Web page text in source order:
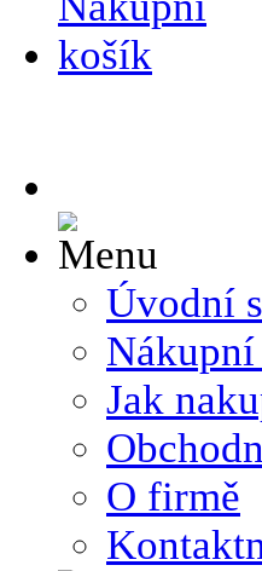
Úvodní
Jak
O firmě